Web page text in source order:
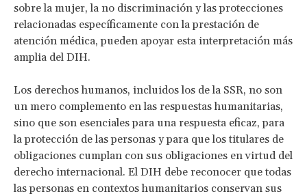
sobre la mujer, la no discriminación y las protecciones
relacionadas específicamente con la prestación de
atención médica, pueden apoyar esta interpretación más
amplia del DIH.
Los derechos humanos, incluidos los de la SSR, no son
un mero complemento en las respuestas humanitarias,
sino que son esenciales para una respuesta eficaz, para
la protección de las personas y para que los titulares de
obligaciones cumplan con sus obligaciones en virtud del
derecho internacional. El DIH debe reconocer que todas
las personas en contextos humanitarios conservan sus